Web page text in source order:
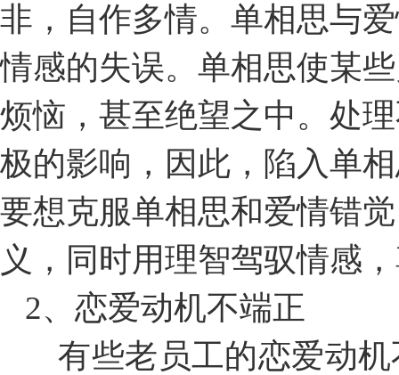
非，自作多情。单相思与
情感的失误。单相思使某
烦恼，甚至绝望之中。处
极的影响，因此，陷入单
要想克服单相思和爱情错
义，同时用理智驾驭情感
2、恋爱动机不端正
有些老员工的恋爱动机